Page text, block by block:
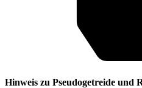
Hinweis zu Pseudogetreide und